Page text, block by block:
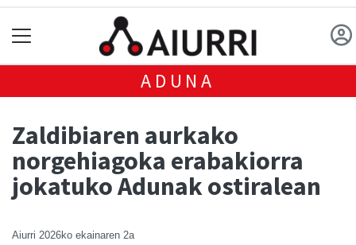
ADUNA
Zaldibiaren aurkako
norgehiagoka erabakiorra
jokatuko Adunak ostiralean
Aiurri 2026ko ekainaren 2a